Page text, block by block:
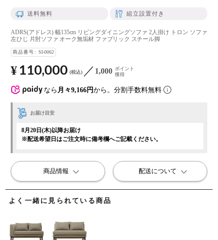
よく一緒に見られている商品
送料無料 組立設置付き
ADRS(アドレス) 幅135cm リビングダイニングソファ 2人掛け トロン ソファ
左ひじ 片肘ソファ オーク無垢材 ファブリック スチール脚
商品番号 SI-0062
なら 月々9,166円から。分割手数料無料
¥ 110,000 税込 1,000 ポイント
獲得
お届け目安
8月20日(木)以降お届け
※配送希望日はご注文時に備考欄へご記載ください。
商品情報 配送について